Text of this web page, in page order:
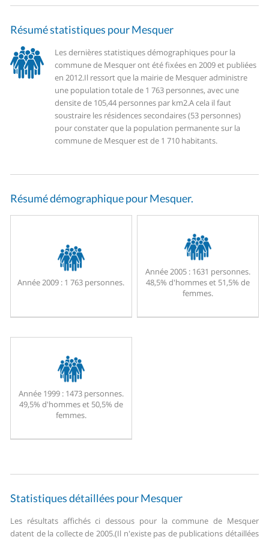
Résumé statistiques pour Mesquer
Les dernières statistiques démographiques pour la
commune de Mesquer ont été fixées en 2009 et publiées
en 2012.Il ressort que la mairie de Mesquer administre
une population totale de 1 763 personnes, avec une
densite de 105,44 personnes par km2.A cela il faut
soustraire les résidences secondaires (53 personnes)
pour constater que la population permanente sur la
commune de Mesquer est de 1 710 habitants.
Résumé démographique pour Mesquer.
Année 2009 : 1 763 personnes.
Année 2005 :1631 personnes.
48,5% d'hommes et 51,5% de
femmes.
Année 1999 :1473 personnes.
49,5% d'hommes et 50,5% de
femmes.
Statistiques détaillées pour Mesquer
Les résultats affichés ci dessous pour la commune de Mesquer
datent de la collecte de 2005.(Il n'existe pas de publications détaillées